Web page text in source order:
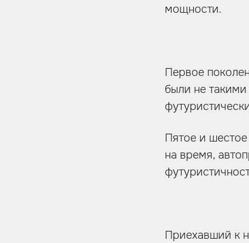
мощности.
Первое
были не
Пятое и
на время,
Приехавший к